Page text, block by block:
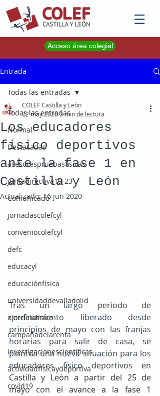
Acceso área colegial
Entrada
Todas las entradas
Normal
Destacadas
asesorespruebasfisicas
juntadirectiva19-23
Comunicado
jornadascolefcyl
conveniocolefcyl
defc
educacyl
educaciónfísica
universidaddevalladolid
ejerciciofísico
campañadelarenta
investigacionescientíficas
actividadfísicaydeportiva
covid19
Todas las entradas
Los educadores
físico deportivos
ante la fase 1 en
Castilla y León
COLEF Castilla y León
22 may 20203 min de lectura
Actualizado:16 jun 2020
Tras un largo periodo de
confinamiento liberado desde
principios de mayo con las franjas
horarias para salir de casa, se
plantea una nueva situación para los
educadores físico deportivos en
Castilla y León a partir del 25 de
mayo con el avance a la fase 1